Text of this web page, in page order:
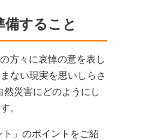
備すること
方々に哀悼の意を表し
ない現実を思いしらさ
災害にどのようにし
。
」のポイントをご紹